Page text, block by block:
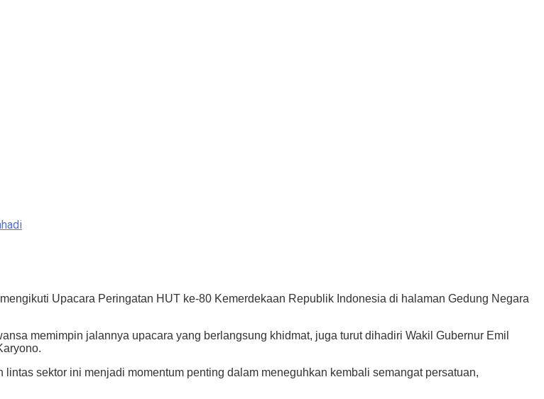
Upacara Peringatan HUT ke-80 Kemerdekaan Republik Indonesia di halaman Gedung Negara
memimpin jalannya upacara yang berlangsung khidmat, juga turut dihadiri Wakil Gubernur Emil
sektor ini menjadi momentum penting dalam meneguhkan kembali semangat persatuan,